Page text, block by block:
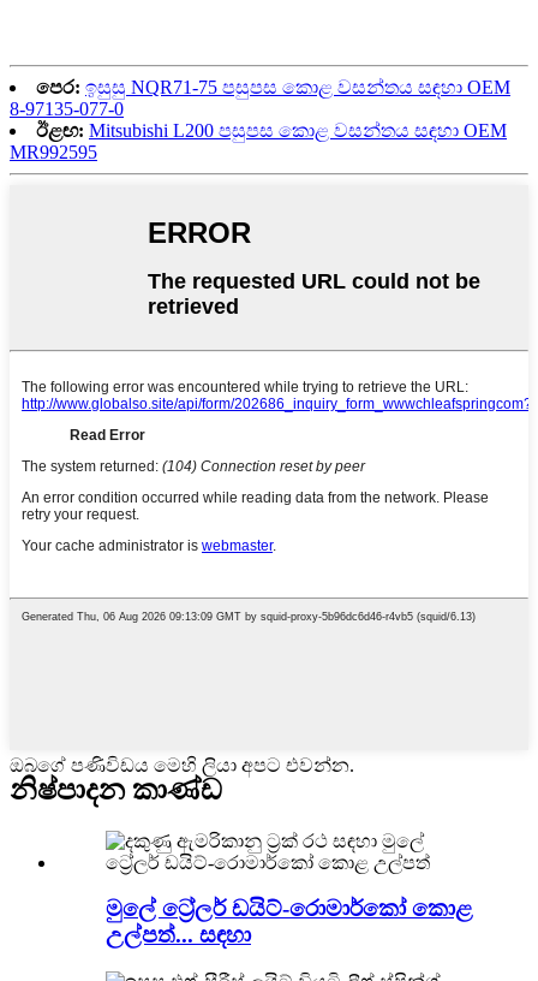
පෙර: ඉසුසු NQR71-75 පසුපස කොළ වසන්තය සඳහා OEM
8-97135-077-0
ඊළඟ: Mitsubishi L200 පසුපස කොළ වසන්තය සඳහා OEM
MR992595
ඔබගේ පණිවිඩය මෙහි ලියා අපට එවන්න.
නිෂ්පාදන කාණ්ඩ
මුලේ ට්‍රේලර් ඩයිට්-රොමාර්කෝ කොළ
උල්පත්... සඳහා